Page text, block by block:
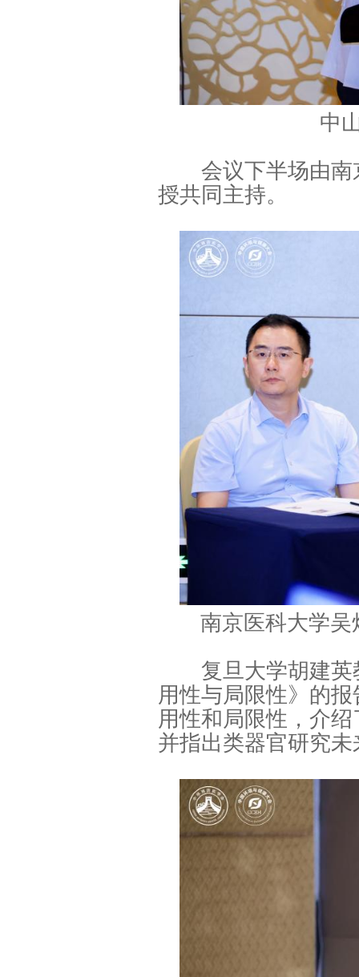
中
会议下半场由南
授共同主持。
南京医科大学
复旦大学胡建英
用性与局限性》的
用性和局限性，介
并指出类器官研究